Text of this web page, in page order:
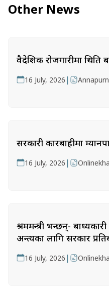
Other News
वैदेशिक रोजगारीमा थिति
16 July, 2026 |
सरकारी कारबाहीमा
16 July, 2026 |
श्रममन्त्री भन्छन्-
अन्त्यका लागि सरकार
16 July, 2026 |